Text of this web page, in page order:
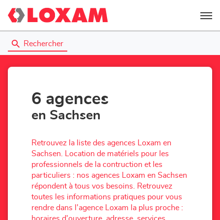
Menu
Rechercher
6 agences
en Sachsen
Retrouvez la liste des agences Loxam en
Sachsen. Location de matériels pour les
professionnels de la contruction et les
particuliers : nos agences Loxam en Sachsen
répondent à tous vos besoins. Retrouvez
toutes les informations pratiques pour vous
rendre dans l'agence Loxam la plus proche :